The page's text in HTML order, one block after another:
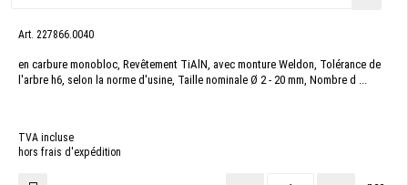
Art. 227866.0040
en carbure monobloc, Revêtement TiAlN, avec monture Weldon, Tolérance de
l'arbre h6, selon la norme d'usine, Taille nominale Ø 2 - 20 mm, Nombre d ...
TVA incluse
hors frais d'expédition